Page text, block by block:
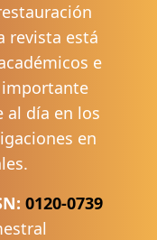
revista está
e
importante
al día en los
en
0120-0739